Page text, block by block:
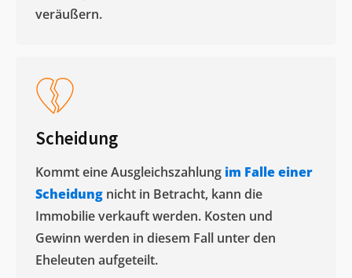
veräußern. ​
Scheidung
Kommt eine Ausgleichszahlung im Falle einer
Scheidung nicht in Betracht, kann die
Immobilie verkauft werden. Kosten und
Gewinn werden in diesem Fall unter den
Eheleuten aufgeteilt.​